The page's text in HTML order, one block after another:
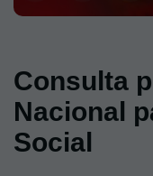
Consulta
Nacional
Social